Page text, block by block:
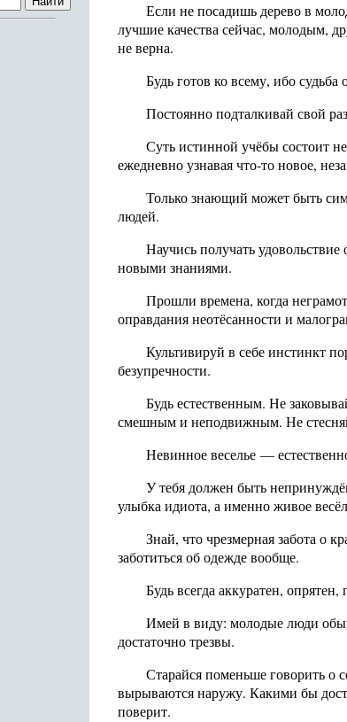
Если не посадишь дерево в
лучшие качества сейчас, молодым,
не верна.
Будь готов ко всему, ибо судьба
Постоянно подталкивай свой
Суть истинной учёбы состоит
ежедневно узнавая что-то новое,
Только знающий может быть
людей.
Научись получать
новыми знаниями.
Прошли времена, когда
оправдания неотёсанности и
Культивируй в себе инстинкт
безупречности.
Будь естественным. Не
смешным и неподвижным. Не
Невинное веселье —
У тебя должен быть
улыбка идиота, а именно живое
Знай, что чрезмерная забота о
заботиться об одежде вообще.
Будь всегда аккуратен,
Имей в виду: молодые люди
достаточно трезвы.
Старайся поменьше говорить о
вырываются наружу. Какими бы
поверит.